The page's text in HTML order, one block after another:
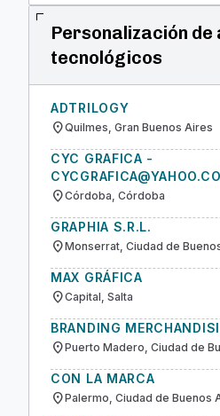
Personalización
tecnológicos
ADTRILOGY
location_onQuilmes, Gran Buenos Aires
CYC GRAFICA -
location_onCórdoba, Córdoba
GRAPHIA S.R.L.
location_onMonserrat, Ciudad de
MAX GRÁFICA
location_onCapital, Salta
BRANDING
location_onPuerto Madero, Ciudad de
CON LA MARCA
location_onPalermo, Ciudad de Buenos